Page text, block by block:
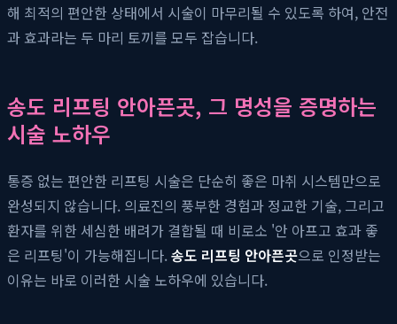
해 최적의 편안한 상태에서 시술이 마무리될 수 있도록 하여, 안전
과 효과라는 두 마리 토끼를 모두 잡습니다.
송도 리프팅 안아픈곳, 그 명성을 증명하는
시술 노하우
통증 없는 편안한 리프팅 시술은 단순히 좋은 마취 시스템만으로
완성되지 않습니다. 의료진의 풍부한 경험과 정교한 기술, 그리고
환자를 위한 세심한 배려가 결합될 때 비로소 '안 아프고 효과 좋
은 리프팅'이 가능해집니다.송도 리프팅 안아픈곳으로 인정받는
이유는 바로 이러한 시술 노하우에 있습니다.